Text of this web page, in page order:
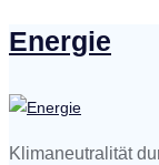
Energie
Klimaneutralität